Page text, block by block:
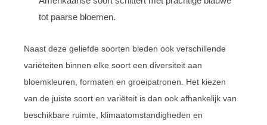
tot paarse bloemen.
Naast deze geliefde soorten bieden ook verschillende
variëteiten binnen elke soort een diversiteit aan
bloemkleuren, formaten en groeipatronen. Het kiezen
van de juiste soort en variëteit is dan ook afhankelijk van
beschikbare ruimte, klimaatomstandigheden en